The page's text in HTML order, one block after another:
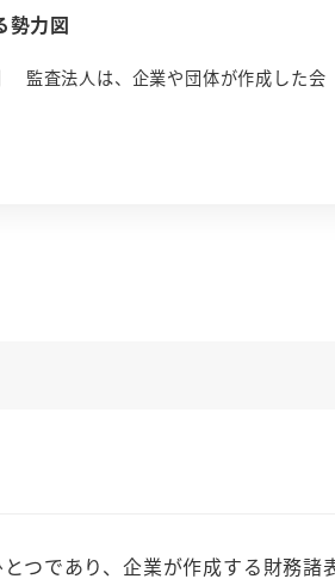
勢力図
監査法人は、企業や団体が作成した会
つであり、企業が作成する財務諸